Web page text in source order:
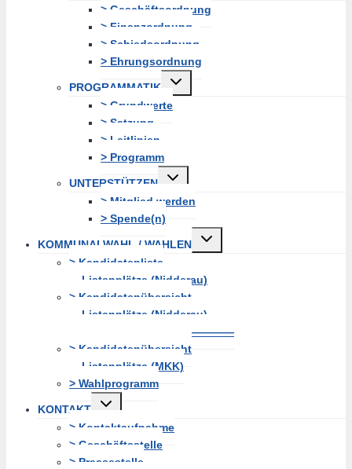
> Geschäftsordnung
> Finanzordnung
> Schiedsordnung
> Ehrungsordnung
PROGRAMMATIK
Untermenü
erweitern
> Grundwerte
> Satzung
> Leitlinien
> Programm
UNTERSTÜTZEN
Untermenü
erweitern
> Mitglied werden
> Spende(n)
KOMMUNALWAHL / WAHLEN
Untermenü
erweitern
> Kandidatenliste
Listenplätze (Nidderau)
> Kandidatenübersicht
Listenplätze (Nidderau)
———————————————
> Kandidatenübersicht
Listenplätze (MKK)
> Wahlprogramm
KONTAKT
Untermenü
erweitern
> Kontaktaufnahme
> Geschäftsstelle
> Pressestelle